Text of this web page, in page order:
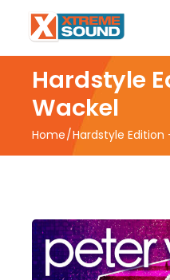
Hardstyle
Wackel
Home Hardstyle Edition